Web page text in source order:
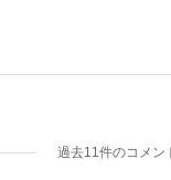
過去11件のコメン